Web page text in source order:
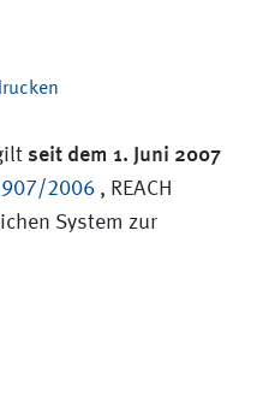
seit dem 1. Juni 2007
2006 , REACH
System zur